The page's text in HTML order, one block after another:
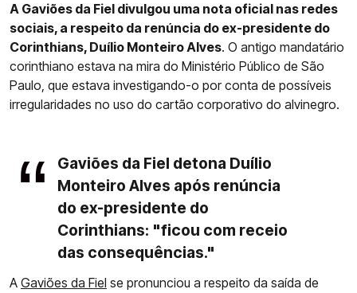
A Gaviões da Fiel divulgou uma nota oficial nas redes
sociais, a respeito da renúncia do ex-presidente do
Corinthians, Duílio Monteiro Alves. O antigo mandatário
corinthiano estava na mira do Ministério Público de São
Paulo, que estava investigando-o por conta de possíveis
irregularidades no uso do cartão corporativo do alvinegro.
Gaviões da Fiel detona Duílio
Monteiro Alves após renúncia
do ex-presidente do
Corinthians: "ficou com receio
das consequências."
A Gaviões da Fiel se pronunciou a respeito da saída de